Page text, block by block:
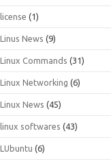
license (1)
Linus News (9)
Linux Commands (31)
Linux Networking (6)
Linux News (45)
linux softwares (43)
LUbuntu (6)